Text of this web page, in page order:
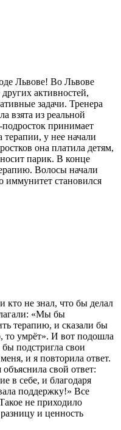
Львове! Во Львове
активностей,
задачи. Тренера
взята из реальной
принимает
у нее начали
она платила детям,
парик. В конце
Волосы начали
становился
кто не знал, что бы делал
«Мы бы
терапию, и сказали бы
то умрёт». И вот подошла
бы подстригла свои
и я повторила ответ.
свой ответ:
в себе, и благодаря
поддержку!» Все
не приходило
и ценность